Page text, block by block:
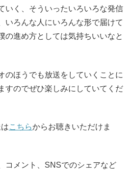
いく、そういったいろいろな発信
いろんな人にいろんな形で届けて
の進め方としては気持ちいいなと
のほうでも放送をしていくことに
すのでぜひ楽しみにしていてくだ
こちらからお聴きいただけま
コメント、SNSでのシェアなど